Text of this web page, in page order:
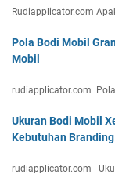
Rudiapplicator.com
Pola Bodi Mobil
Mobil
rudiapplicator.com
Ukuran Bodi Mobil
Kebutuhan Branding
rudiapplicator.com -